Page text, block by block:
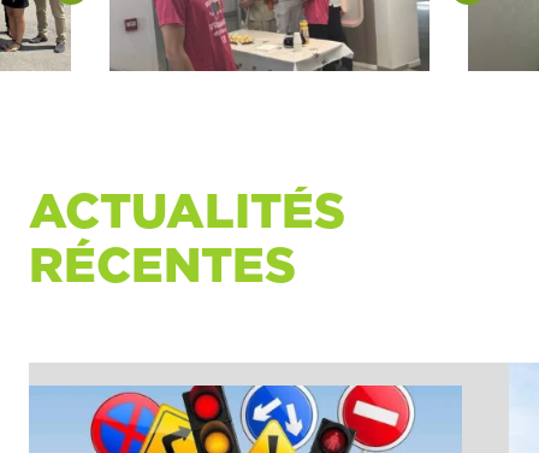
ACTUALITÉS
RÉCENTES